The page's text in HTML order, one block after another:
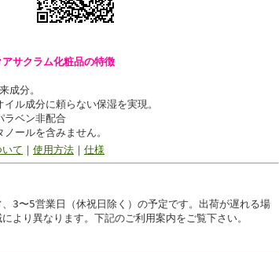
サクラム化粧品の特徴
成分。
ル成分に頼らない保湿を実現。
ベン非配合
ールを含みません。
て ｜ 使用方法 ｜ 仕様
3〜5営業日（休祝日除く）の予定です。出荷が遅れる場
より異なります。下記のご利用案内をご覧下さい。